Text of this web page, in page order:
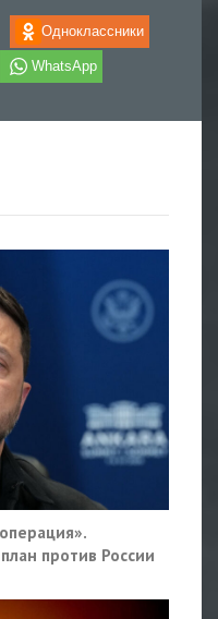
Одноклассники
WhatsApp
против России